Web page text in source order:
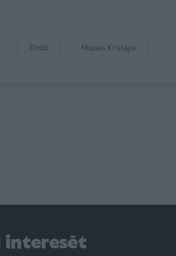
Ziedo Mazais Kristaps
interesēt